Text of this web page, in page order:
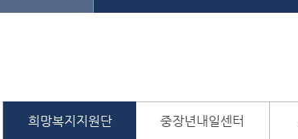
희망복지지원단 중장년내일센터